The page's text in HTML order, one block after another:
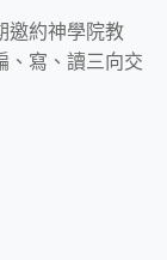
邀約神學院教
寫、讀三向交